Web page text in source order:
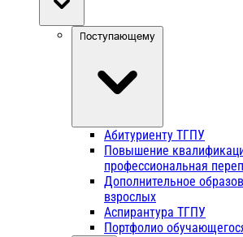
Поступающему
Абитуриенту ТГПУ
Повышение
профессиональная
Дополнительное
взрослых
Аспирантура ТГПУ
Портфолио